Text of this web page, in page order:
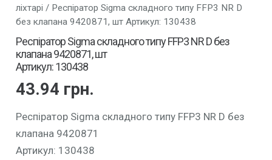
ліхтарі / Респіратор Sigma складного типу FFP3 NR D
без клапана 9420871, шт Артикул: 130438
Респіратор Sigma складного типу FFP3 NR D без
клапана 9420871, шт
Артикул: 130438
43.94 грн.
Респіратор Sigma складного типу FFP3 NR D без
клапана 9420871
Артикул: 130438